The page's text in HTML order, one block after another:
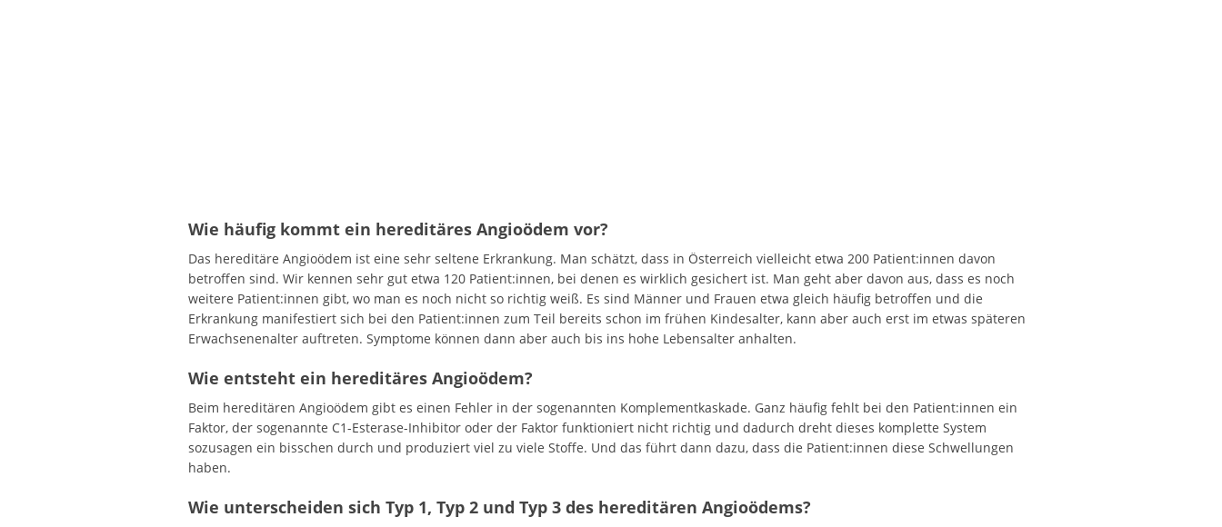
Wie häufig kommt ein hereditäres Angioödem vor?
Das hereditäre Angioödem ist eine sehr seltene Erkrankung. Man schätzt, dass in Österreich vielleicht etwa 200 Patient:innen davon
betroffen sind. Wir kennen sehr gut etwa 120 Patient:innen, bei denen es wirklich gesichert ist. Man geht aber davon aus, dass es noch
weitere Patient:innen gibt, wo man es noch nicht so richtig weiß. Es sind Männer und Frauen etwa gleich häufig betroffen und die
Erkrankung manifestiert sich bei den Patient:innen zum Teil bereits schon im frühen Kindesalter, kann aber auch erst im etwas späteren
Erwachsenenalter auftreten. Symptome können dann aber auch bis ins hohe Lebensalter anhalten.
Wie entsteht ein hereditäres Angioödem?
Beim hereditären Angioödem gibt es einen Fehler in der sogenannten Komplementkaskade. Ganz häufig fehlt bei den Patient:innen ein
Faktor, der sogenannte C1-Esterase-Inhibitor oder der Faktor funktioniert nicht richtig und dadurch dreht dieses komplette System
sozusagen ein bisschen durch und produziert viel zu viele Stoffe. Und das führt dann dazu, dass die Patient:innen diese Schwellungen
haben.
Wie unterscheiden sich Typ 1, Typ 2 und Typ 3 des hereditären Angioödems?